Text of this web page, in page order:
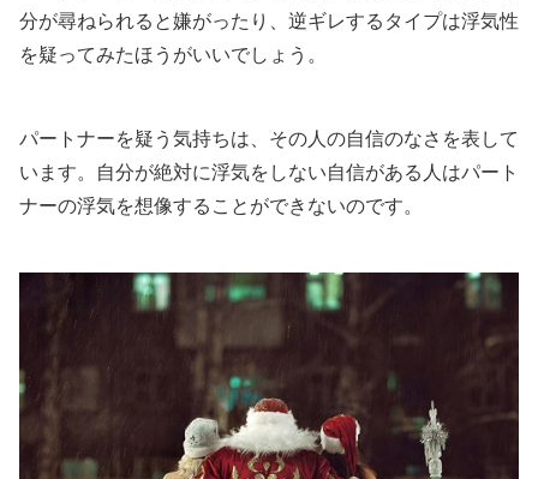
分が尋ねられると嫌がったり、逆ギレするタイプは浮気性
を疑ってみたほうがいいでしょう。
パートナーを疑う気持ちは、その人の自信のなさを表して
います。自分が絶対に浮気をしない自信がある人はパート
ナーの浮気を想像することができないのです。